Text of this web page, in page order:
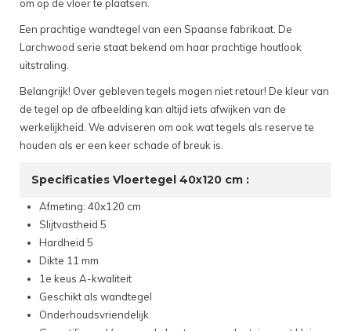
om op de vloer te plaatsen.
Een prachtige wandtegel van een Spaanse fabrikaat. De
Larchwood serie staat bekend om haar prachtige houtlook
uitstraling.
Belangrijk! Over gebleven tegels mogen niet retour! De kleur van
de tegel op de afbeelding kan altijd iets afwijken van de
werkelijkheid. We adviseren om ook wat tegels als reserve te
houden als er een keer schade of breuk is.
Specificaties Vloertegel 40x120 cm :
Afmeting: 40x120 cm
Slijtvastheid 5
Hardheid 5
Dikte 11 mm
1e keus A-kwaliteit
Geschikt als wandtegel
Onderhoudsvriendelijk